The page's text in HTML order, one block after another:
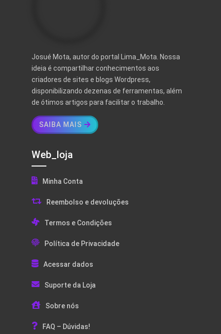
Josué Mota, autor do portal Lima_Mota. Nossa
ideia é compartilhar conhecimentos aos
criadores de sites e blogs Wordpress,
disponibilizando dezenas de ferramentas, além
de ótimos artigos para facilitar o trabalho.
SAIBA MAIS
Web_loja
Minha Conta
Reembolso e devoluções
Termos e Condições
Política de Privacidade
Acessar dados
Suporte da Loja
Sobre nós
FAQ – Dúvidas!